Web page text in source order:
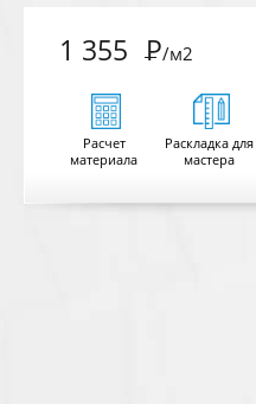
1 355 Р/м2
Расчет
материала
Раскладка для
мастера